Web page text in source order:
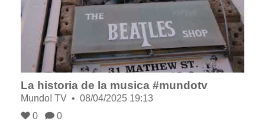
La historia de la musica #mundotv
Mundo! TV
08/04/2025 19:13
0
0